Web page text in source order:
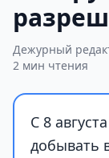
Дежурный
2 мин чтения
С 8
добывать